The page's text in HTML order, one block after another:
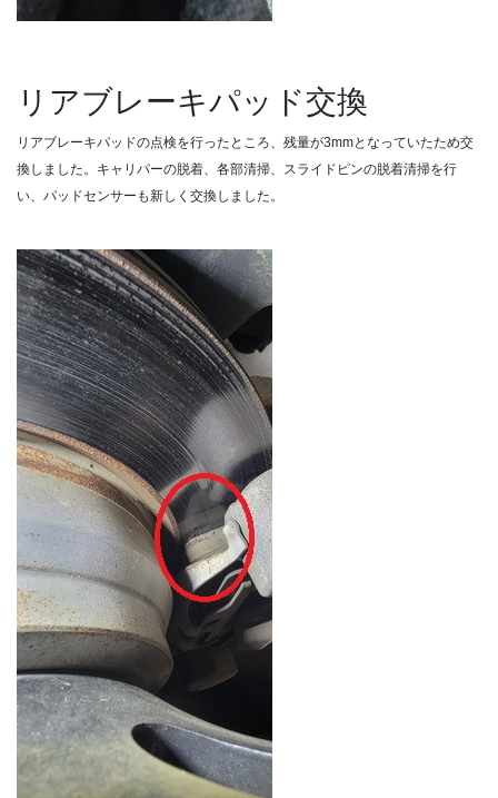
リアブレーキパッド交換
リアブレーキパッドの点検を行ったところ、残量が3mmとなっていたため交
換しました。キャリパーの脱着、各部清掃、スライドピンの脱着清掃を行
い、パッドセンサーも新しく交換しました。